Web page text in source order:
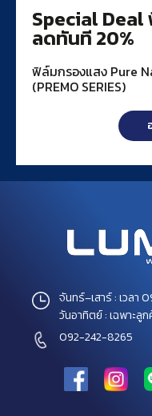
Special Deal
ลดทันที 20%
ฟิล์มกรองแสง Pure
(PREMO SERIES)
จันทร์–เสาร์ : เวลา
วันอาทิตย์ : เฉพาะลู
092-242-8265